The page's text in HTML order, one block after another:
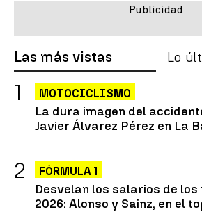
Las más vistas Lo
MOTOCICLISMO
La dura imagen del
Javier Álvarez Pérez en La
FÓRMULA 1
Desvelan los salarios de los
2026: Alonso y Sainz, en el